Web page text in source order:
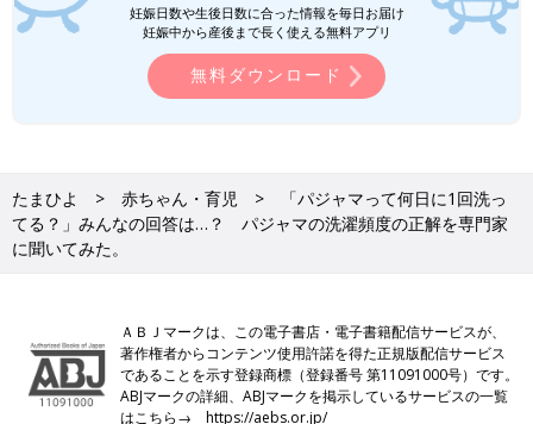
妊娠日数や生後日数に合った情報を毎日お届け
妊娠中から産後まで長く使える無料アプリ
無料ダウンロード
たまひよ 赤ちゃん・育児
「パジャマって何日に1回洗っ
てる？」みんなの回答は…？ パジャマの洗濯頻度の正解を専門家
に聞いてみた。
ＡＢＪマークは、この電子書店・電子書籍配信サービスが、
著作権者からコンテンツ使用許諾を得た正規版配信サービス
であることを示す登録商標（登録番号 第11091000号）です。
ABJマークの詳細、ABJマークを掲示しているサービスの一覧
はこちら→https://aebs.or.jp/